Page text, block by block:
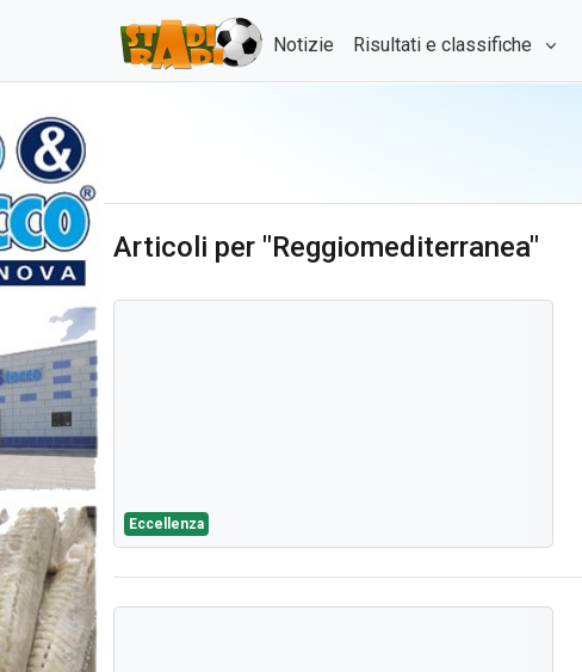
Notizie Risultati e classifiche
Articoli per "Reggiomediterranea"
Eccellenza